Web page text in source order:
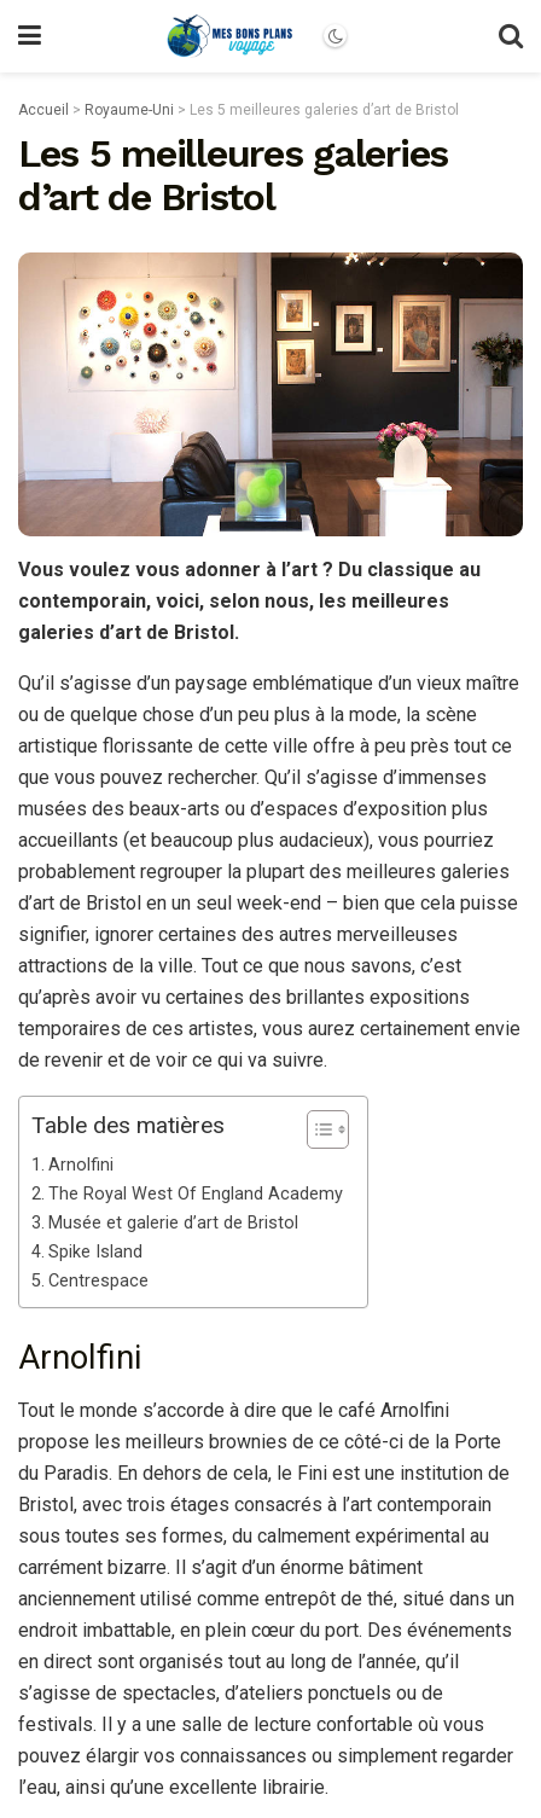
Accueil > Royaume-Uni > Les 5 meilleures galeries d’art de Bristol
Les 5 meilleures galeries
d’art de Bristol
Vous voulez vous adonner à l’art ? Du classique au
contemporain, voici, selon nous, les meilleures
galeries d’art de Bristol.
Qu’il s’agisse d’un paysage emblématique d’un vieux maître
ou de quelque chose d’un peu plus à la mode, la scène
artistique florissante de cette ville offre à peu près tout ce
que vous pouvez rechercher. Qu’il s’agisse d’immenses
musées des beaux-arts ou d’espaces d’exposition plus
accueillants (et beaucoup plus audacieux), vous pourriez
probablement regrouper la plupart des meilleures galeries
d’art de Bristol en un seul week-end – bien que cela puisse
signifier, ignorer certaines des autres merveilleuses
attractions de la ville. Tout ce que nous savons, c’est
qu’après avoir vu certaines des brillantes expositions
temporaires de ces artistes, vous aurez certainement envie
de revenir et de voir ce qui va suivre.
Table des matières
Arnolfini
The Royal West Of England Academy
Musée et galerie d’art de Bristol
Spike Island
Centrespace
Arnolfini
Tout le monde s’accorde à dire que le café Arnolfini
propose les meilleurs brownies de ce côté-ci de la Porte
du Paradis. En dehors de cela, le Fini est une institution de
Bristol, avec trois étages consacrés à l’art contemporain
sous toutes ses formes, du calmement expérimental au
carrément bizarre. Il s’agit d’un énorme bâtiment
anciennement utilisé comme entrepôt de thé, situé dans un
endroit imbattable, en plein cœur du port. Des événements
en direct sont organisés tout au long de l’année, qu’il
s’agisse de spectacles, d’ateliers ponctuels ou de
festivals. Il y a une salle de lecture confortable où vous
pouvez élargir vos connaissances ou simplement regarder
l’eau, ainsi qu’une excellente librairie.